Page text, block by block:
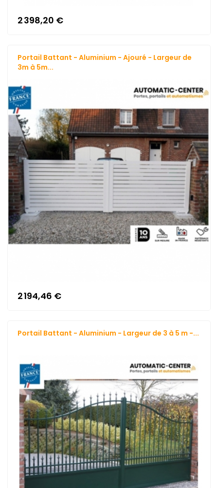
2 398,20 €
Portail Battant - Aluminium - Ajouré - Largeur de
3m à 5m...
2 194,46 €
Portail Battant - Aluminium - Largeur de 3 à 5 m -...